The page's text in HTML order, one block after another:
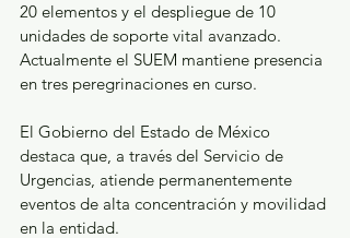
20 elementos y el despliegue de 10
unidades de soporte vital avanzado.
Actualmente el SUEM mantiene presencia
en tres peregrinaciones en curso.
El Gobierno del Estado de México
destaca que, a través del Servicio de
Urgencias, atiende permanentemente
eventos de alta concentración y movilidad
en la entidad.